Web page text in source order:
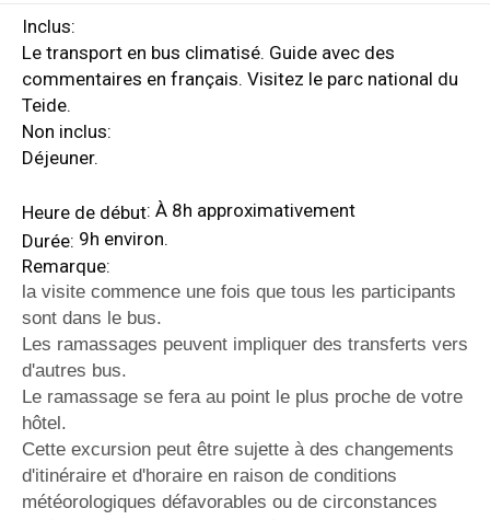
Inclus:
Le transport en bus climatisé. Guide avec des
commentaires en français. Visitez le parc national du
Teide.
Non inclus:
Déjeuner.
Heure de début: À 8h approximativement
Durée: 9h environ.
Remarque:
la visite commence une fois que tous les participants
sont dans le bus.
Les ramassages peuvent impliquer des transferts vers
d'autres bus.
Le ramassage se fera au point le plus proche de votre
hôtel.
Cette excursion peut être sujette à des changements
d'itinéraire et d'horaire en raison de conditions
météorologiques défavorables ou de circonstances